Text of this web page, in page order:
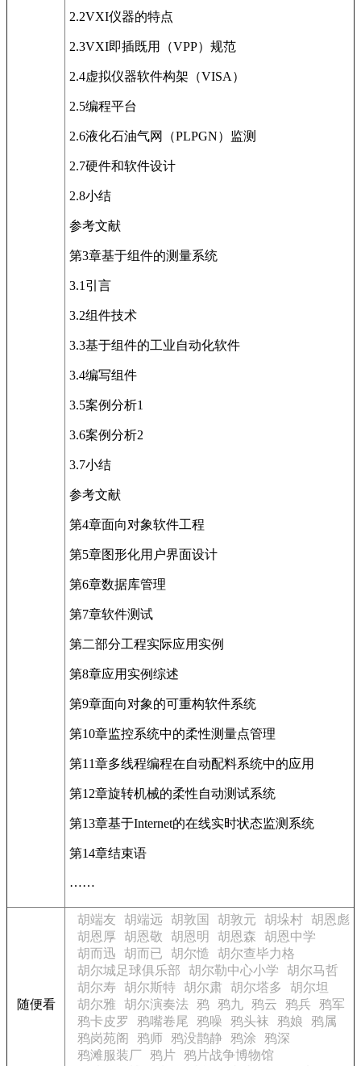
2.2VXI仪器的特点
2.3VXI即插既用（VPP）规范
2.4虚拟仪器软件构架（VISA）
2.5编程平台
2.6液化石油气网（PLPGN）监测
2.7硬件和软件设计
2.8小结
参考文献
第3章基于组件的测量系统
3.1引言
3.2组件技术
3.3基于组件的工业自动化软件
3.4编写组件
3.5案例分析1
3.6案例分析2
3.7小结
参考文献
第4章面向对象软件工程
第5章图形化用户界面设计
第6章数据库管理
第7章软件测试
第二部分工程实际应用实例
第8章应用实例综述
第9章面向对象的可重构软件系统
第10章监控系统中的柔性测量点管理
第11章多线程编程在自动配料系统中的应用
第12章旋转机械的柔性自动测试系统
第13章基于Internet的在线实时状态监测系统
第14章结束语
……
随便看
胡端友 胡端远 胡敦国 胡敦元 胡垛村 胡恩彪
胡恩厚
胡恩敬 胡恩明 胡恩森
胡恩中学
胡而迅
胡而已 胡尔慥
胡尔查毕力格
胡尔城足球俱乐部
胡尔勒中心小学
胡尔马哲
胡尔寿
胡尔斯特 胡尔肃 胡尔塔多
胡尔坦
胡尔雅 胡尔演奏法 鸦 鸦九 鸦云 鸦兵 鸦军
鸦卡皮罗
鸦嘴卷尾 鸦噪 鸦头袜 鸦娘
鸦属
鸦岗苑阁
鸦师 鸦没鹊静 鸦涂
鸦深
鸦滩服装厂 鸦片 鸦片战争博物馆